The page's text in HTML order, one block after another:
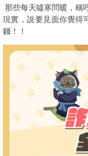
那些每天噓寒問暖，稱
現實，說要見面你覺得
錢！！